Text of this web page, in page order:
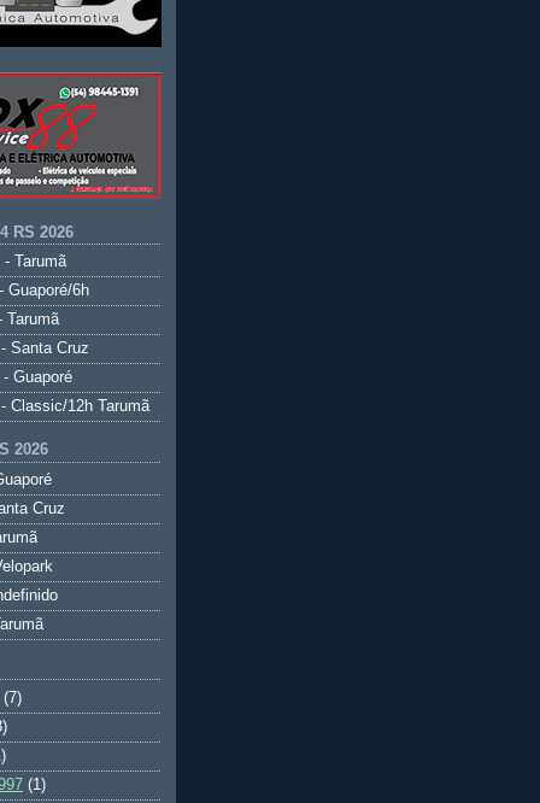
RS 2026
- Tarumã
Guaporé/6h
Tarumã
Santa Cruz
Guaporé
Classic/12h Tarumã
2026
Cruz
(7)
(1)